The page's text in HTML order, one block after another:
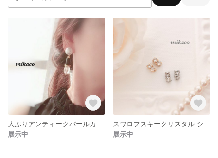
展示中
展示中